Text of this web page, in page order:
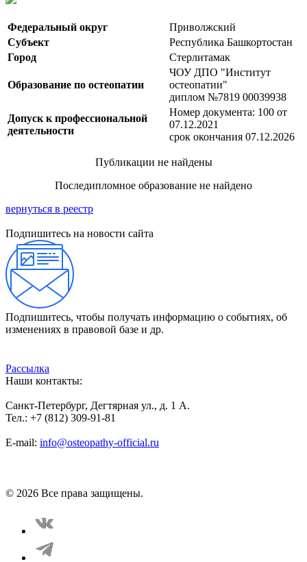
Федеральный округ
Приволжский
Субъект
Республика Башкортостан
Город
Стерлитамак
Образование по остеопатии
ЧОУ ДПО "Институт
остеопатии"
диплом №7819 00039938
Допуск к профессиональной
деятельности
Номер документа: 100 от
07.12.2021
срок окончания 07.12.2026
Публикации не найдены
Последипломное образование не найдено
вернуться в реестр
Подпишитесь на новости сайта
Подпишитесь, чтобы получать информацию о событиях, об
изменениях в правовой базе и др.
Рассылка
Наши контакты:
Санкт-Петербург, Дегтярная ул., д. 1 А.
Тел.: +7 (812) 309-91-81
E-mail: info@osteopathy-official.ru
© 2026 Все права защищены.